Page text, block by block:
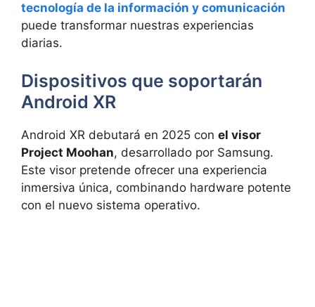
tecnología de la información y comunicación
puede transformar nuestras experiencias
diarias.
Dispositivos que soportarán
Android XR
Android XR debutará en 2025 con el visor
Project Moohan, desarrollado por Samsung.
Este visor pretende ofrecer una experiencia
inmersiva única, combinando hardware potente
con el nuevo sistema operativo.